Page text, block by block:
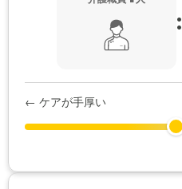
:
← ケアが手厚い